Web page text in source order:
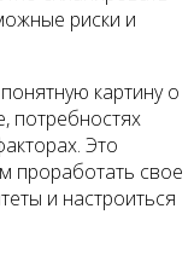
риски и
картину о
потребностях
Это
проработать свое
и настроиться